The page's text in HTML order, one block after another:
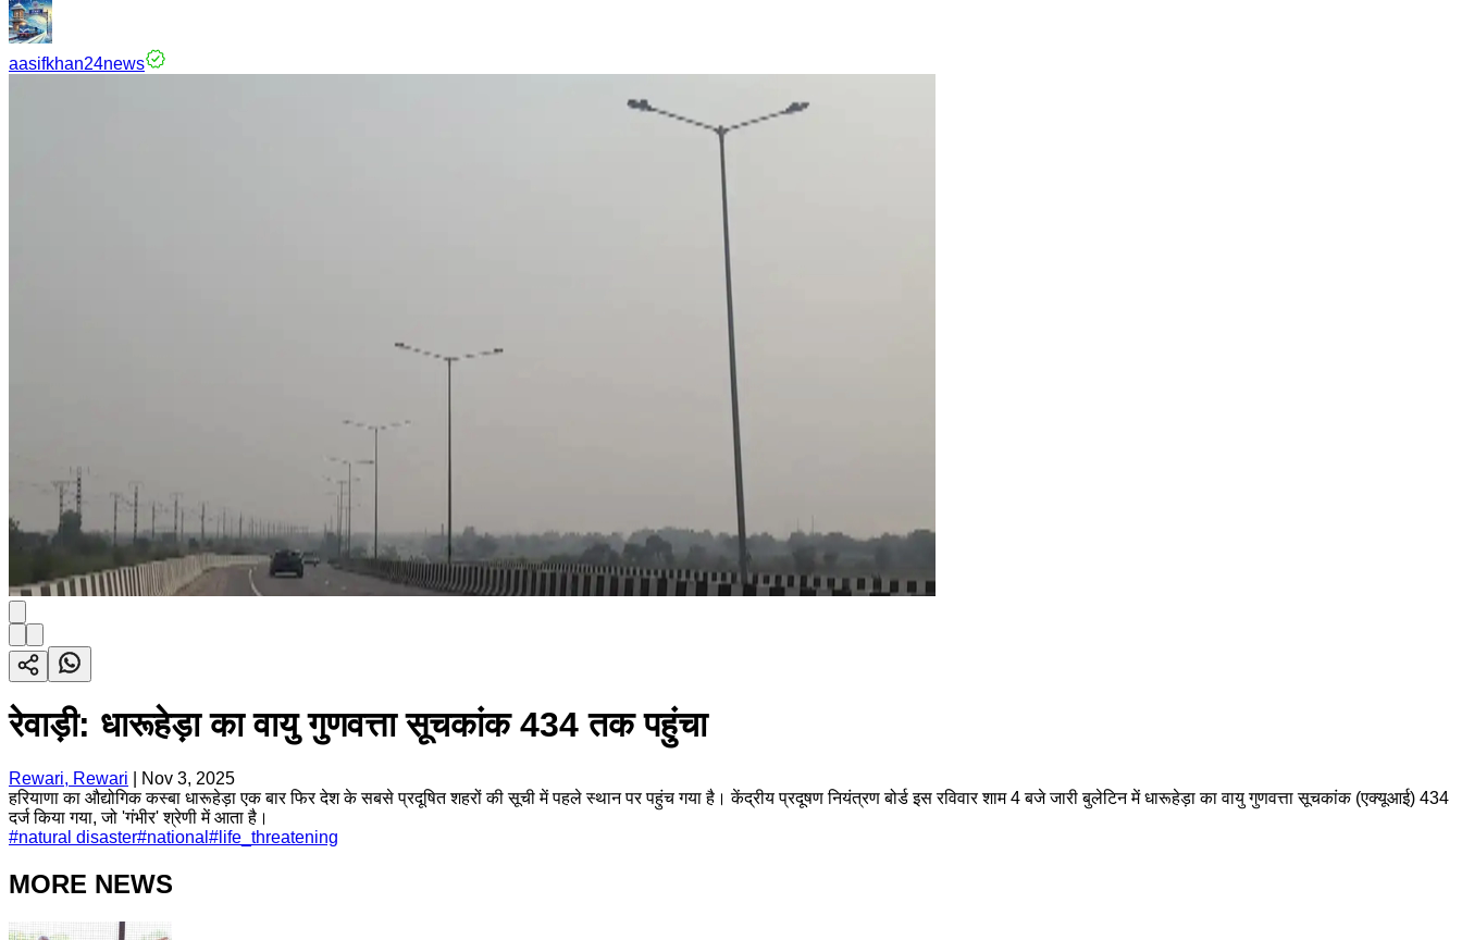
aasifkhan24news
रेवाड़ी: धारूहेड़ा का वायु गुणवत्ता सूचकांक 434 तक पहुंचा
Rewari, Rewari
Nov 3, 2025
हरियाणा का औद्योगिक कस्बा धारूहेड़ा एक बार फिर देश के सबसे प्रदूषित शहरों की सूची में पहले स्थान पर पहुंच गया है। केंद्रीय प्रदूषण नियंत्रण बोर्ड इस रविवार शाम 4 बजे जारी बुलेटिन में धारूहेड़ा का वायु गुणवत्ता सूचकांक (एक्यूआई) 434
दर्ज किया गया, जो 'गंभीर' श्रेणी में आता है।
#natural disaster#national # life_threatening
MORE NEWS